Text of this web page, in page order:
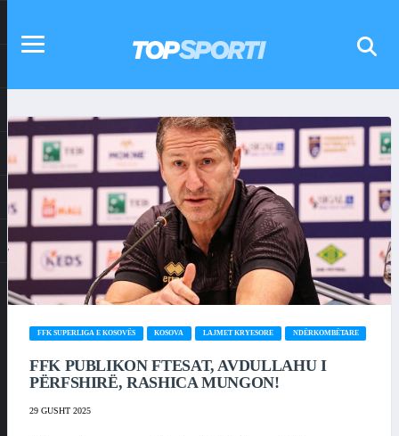
FFK SUPERLIGA E KOSOVËS KOSOVA LAJMET KRYESORE NDËRKOMBËTARE
FFK PUBLIKON FTESAT, AVDULLAHU I
PËRFSHIRË, RASHICA MUNGON!
29 GUSHT 2025